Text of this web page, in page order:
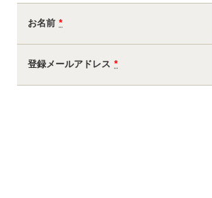
お名前 *
登録メールアドレス *